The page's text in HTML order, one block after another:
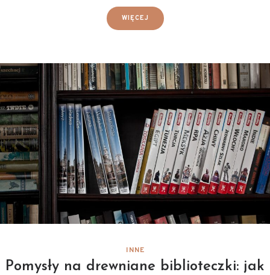
WIĘCEJ
INNE
Pomysły na drewniane biblioteczki: jak